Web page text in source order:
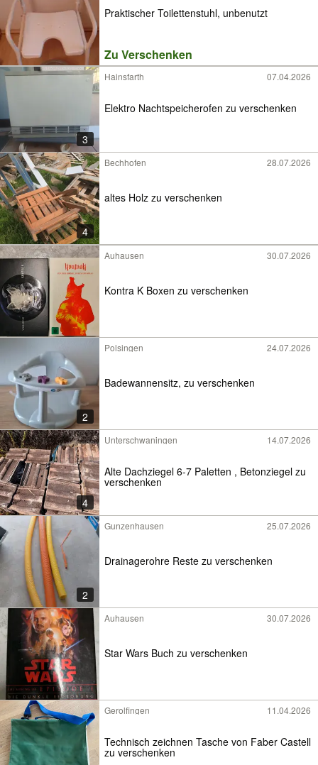
Praktischer Toilettenstuhl, unbenutzt
Zu Verschenken
3
Hainsfarth 07.04.2026
Elektro Nachtspeicherofen zu verschenken
4
Bechhofen 28.07.2026
altes Holz zu verschenken
Auhausen 30.07.2026
Kontra K Boxen zu verschenken
2
Polsingen 24.07.2026
Badewannensitz, zu verschenken
4
Unterschwaningen 14.07.2026
Alte Dachziegel 6-7 Paletten , Betonziegel zu
verschenken
2
Gunzenhausen 25.07.2026
Drainagerohre Reste zu verschenken
Auhausen 30.07.2026
Star Wars Buch zu verschenken
Gerolfingen 11.04.2026
Technisch zeichnen Tasche von Faber Castell
zu verschenken